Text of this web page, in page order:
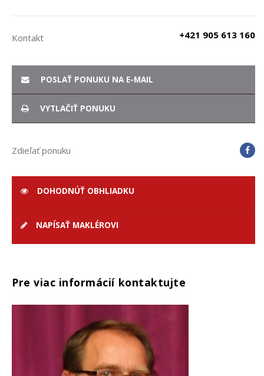
Kontakt +421 905 613 160
POSLAŤ PONUKU NA E-MAIL
VYTLAČIŤ PONUKU
Zdieľať ponuku
DOHODNÚŤ OBHLIADKU
NAPÍSAŤ MAKLÉROVI
Pre viac informácií kontaktujte